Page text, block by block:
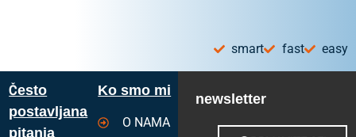
smart fast easy
Često
postavljana
pitanja
Ko smo mi
O NAMA
newsletter